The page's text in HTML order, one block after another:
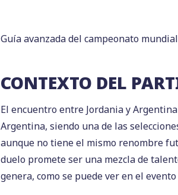
Guía avanzada del campeonato
CONTEXTO DEL
El encuentro entre Jordania y
Argentina, siendo una de las
aunque no tiene el mismo renombre
duelo promete ser una mezcla de
genera, como se puede ver en el